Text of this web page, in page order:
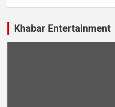
Khabar Entertainment